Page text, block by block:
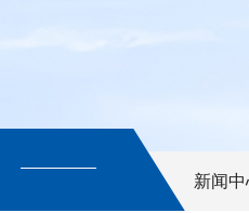
新闻